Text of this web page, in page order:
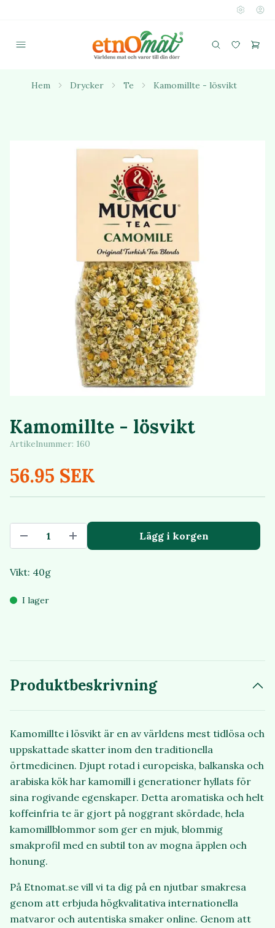
Hem Drycker Te Kamomillte - lösvikt
Kamomillte - lösvikt
Artikelnummer: 160
56.95 SEK
Lägg i korgen
Vikt: 40g
I lager
Produktbeskrivning
Kamomillte i lösvikt är en av världens mest tidlösa och
uppskattade skatter inom den traditionella
örtmedicinen. Djupt rotad i europeiska, balkanska och
arabiska kök har kamomill i generationer hyllats för
sina rogivande egenskaper. Detta aromatiska och helt
koffeinfria te är gjort på noggrant skördade, hela
kamomillblommor som ger en mjuk, blommig
smakprofil med en subtil ton av mogna äpplen och
honung.
På Etnomat.se vill vi ta dig på en njutbar smakresa
genom att erbjuda högkvalitativa internationella
matvaror och autentiska smaker online. Genom att